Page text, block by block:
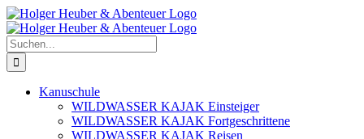
Zum
Inhalt
springen
Suche
nach:
Kanuschule
WILDWASSER KAJAK Einsteiger
WILDWASSER KAJAK Fortgeschrittene
WILDWASSER KAJAK Reisen